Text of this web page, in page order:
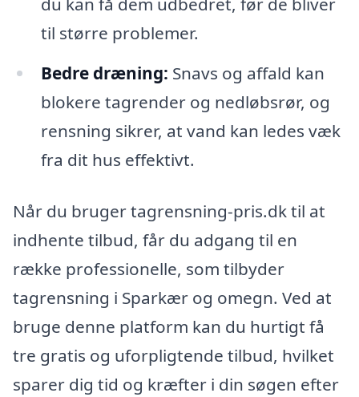
til større problemer.
Bedre dræning: Snavs og affald kan
blokere tagrender og nedløbsrør, og
rensning sikrer, at vand kan ledes væk
fra dit hus effektivt.
Når du bruger tagrensning-pris.dk til at
indhente tilbud, får du adgang til en
række professionelle, som tilbyder
tagrensning i Sparkær og omegn. Ved at
bruge denne platform kan du hurtigt få
tre gratis og uforpligtende tilbud, hvilket
sparer dig tid og kræfter i din søgen efter